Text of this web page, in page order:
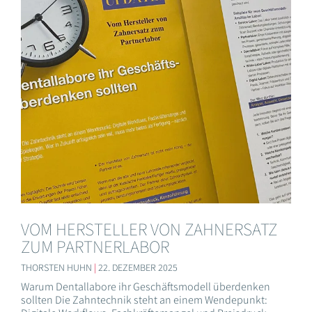
VOM HERSTELLER VON ZAHNERSATZ
ZUM PARTNERLABOR
THORSTEN HUHN 22. DEZEMBER 2025
Warum Dentallabore ihr Geschäftsmodell überdenken
sollten Die Zahntechnik steht an einem Wendepunkt: